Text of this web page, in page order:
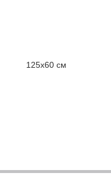
125х60 см